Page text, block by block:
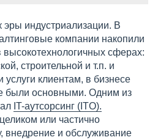
индустриализации. В
компании накопили
сферах:
строительной и т.п. и
услуги клиентам, в бизнесе
были основными. Одним из
IT-аутсорсинг (ITO).
или частично
внедрение и обслуживание